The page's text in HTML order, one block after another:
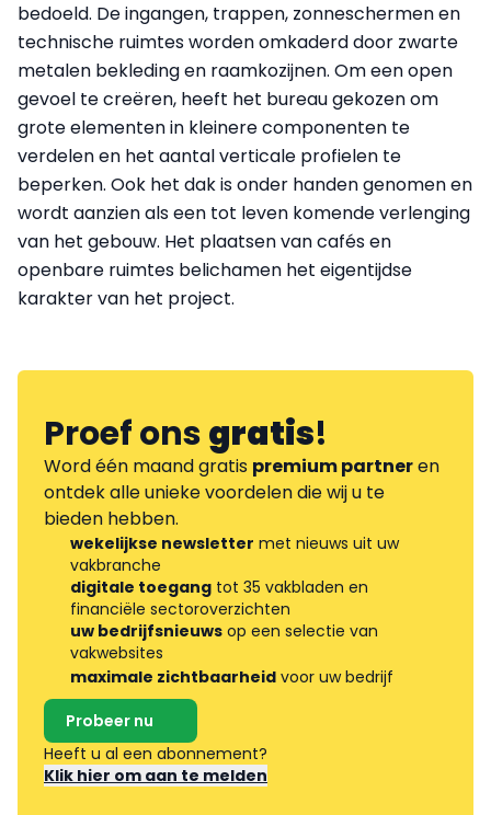
bedoeld. De ingangen, trappen, zonneschermen en
technische ruimtes worden omkaderd door zwarte
metalen bekleding en raamkozijnen. Om een open
gevoel te creëren, heeft het bureau gekozen om
grote elementen in kleinere componenten te
verdelen en het aantal verticale profielen te
beperken. Ook het dak is onder handen genomen en
wordt aanzien als een tot leven komende verlenging
van het gebouw. Het plaatsen van cafés en
openbare ruimtes belichamen het eigentijdse
karakter van het project.
Proef onsgratis!
Word één maand gratis premium partneren
ontdek alle unieke voordelen die wij u te
bieden hebben.
wekelijkse newsletter met nieuws uit uw
vakbranche
digitale toegang tot 35 vakbladen en
financiële sectoroverzichten
uw bedrijfsnieuws op een selectie van
vakwebsites
maximale zichtbaarheid voor uw bedrijf
Probeer nu
Heeft u al een abonnement?
Klik hier om aan te melden